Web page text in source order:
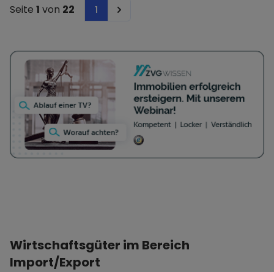
Seite 1 von 22 1 Next
Wirtschaftsgüter im Bereich
Import/Export